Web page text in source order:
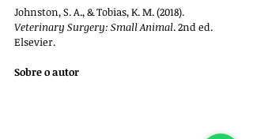
Johnston, S. A., & Tobias, K. M. (2018).
Veterinary Surgery: Small Animal. 2nd ed.
Elsevier.
Sobre o autor